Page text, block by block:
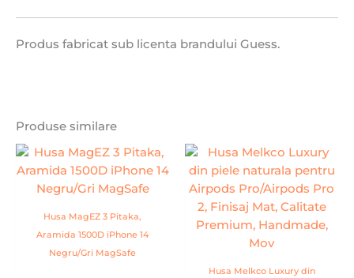
Produs fabricat sub licenta brandului Guess.
Produse similare
Husa MagEZ 3 Pitaka,
Aramida 1500D iPhone 14
Negru/Gri MagSafe
Husa Melkco Luxury din